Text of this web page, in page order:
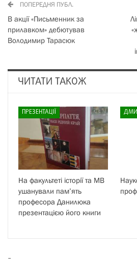
ПОПЕРЕДНЯ ПУБЛ.
В акції «Письменник за
прилавком» дебютував
Володимир Тарасюк
ЧИТАТИ ТАКОЖ
ПРЕЗЕНТАЦІЇ
На факультеті історії та МВ
ушанували пам’ять
професора Данилюка
презентацією його книги
-